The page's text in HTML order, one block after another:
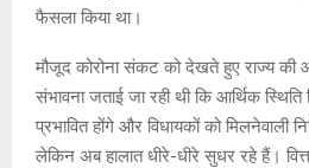
फैसला किया था।
मौजूद कोरोना संकट को देखते हुए राज्य की
संभावना जताई जा रही थी कि आर्थिक
प्रभावित होंगे और विधायकों को मिलनेवाली
लेकिन अब हालात धीरे-धीरे सुधर रहे हैं।